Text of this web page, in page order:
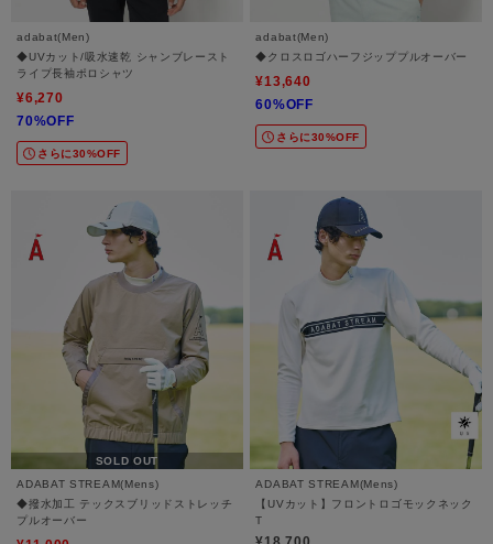
adabat(Men)
◆UVカット/吸水速乾 シャンブレースト
ライプ長袖ポロシャツ
¥6,270
70%OFF
さらに30%OFF
adabat(Men)
◆クロスロゴハーフジッププルオーバー
¥13,640
60%OFF
さらに30%OFF
SOLD OUT
ADABAT STREAM(Mens)
◆撥水加工 テックスブリッドストレッチ
プルオーバー
ADABAT STREAM(Mens)
【UVカット】フロントロゴモックネック
T